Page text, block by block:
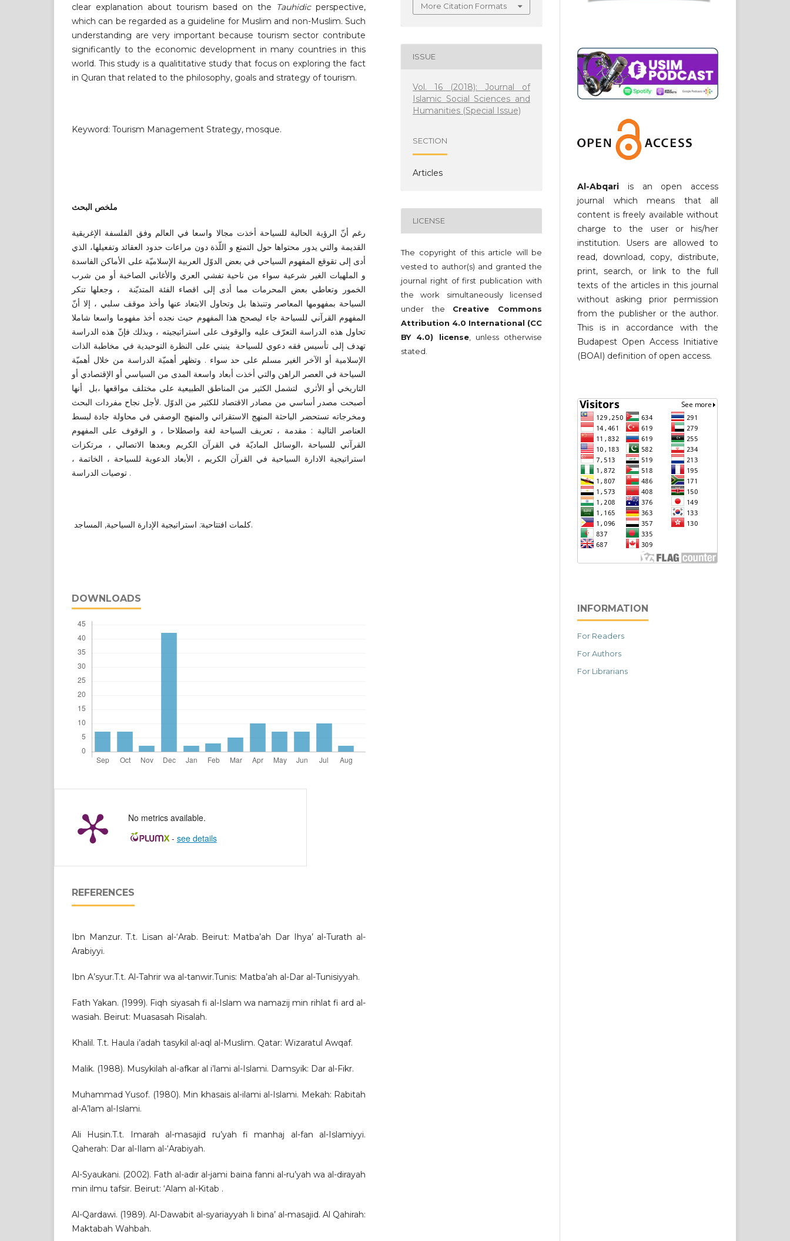
clear explanation about tourism based on the
Tauhidicperspective,
which can be regarded as a guideline for Muslim and non-Muslim. Such
understanding are very important because tourism sector contribute
significantly to the economic development in many countries in this
world. This study is a qualititative study that focus on exploring the fact
in Quran that related to the philosophy, goals and strategy of tourism.
Keyword: Tourism Management Strategy, mosque.
ملخص البحث
رغم أنّ الرؤية الحالية للسياحة أخذت مجالا واسعا في العالم وفق الفلسفة الإغريقية
القديمة والتي يدور محتواها حول التمتع و اللّذة دون مراعات حدود العقائد وتفعيلها، الذي
أدى إلى تقوقع المفهوم السياحي في بعض الدوّل العربية الإسلاميّة على الأماكن الفاسدة
و الملهيات الغير شرعية سواء من ناحية تفشي العري والأغاني الصاخبة أو من شرب
الخمور وتعاطي بعض المحرمات مما أدى إلى اقصاء الفئة المتديّنة ، وجعلها تنكر
السياحة بمفهومها المعاصر وتنبذها بل وتحاول الابتعاد عنها وأخذ موقف سلبي ، إلا أنّ
المفهوم القرآني للسياحة جاء ليصحح هذا المفهوم حيث نجده أخذ مفهوما واسعا شاملا
تحاول هذه الدراسة التعرّف عليه والوقوف على استراتيجيته ، وبذلك فإنّ هذه الدراسة
تهدف إلى تأسيس فقه دعوي للسياحة ينبني على النظرة التوحيدية في مخاطبة الذات
الإسلامية أو الآخر الغير مسلم على حد سواء . وتظهر أهميّة الدراسة من خلال أهميّة
السياحة في العصر الراهن والتي أخذت أبعاد واسعة المدى من السياسي أو الإقتصادي أو
التاريخي أو الأثري لتشمل الكثير من المناطق الطبيعية على مختلف مواقعها ،بل أنها
أصبحت مصدر أساسي من مصادر الاقتصاد للكثير من الدوّل .لأجل نجاح مفردات البحث
ومخرجاته تستحضر الباحثة المنهج الاستقرائي والمنهج الوصفي في محاولة جادة لبسط
العناصر التالية : مقدمة ، تعريف السياحة لغة واصطلاحا ، و الوقوف على المفهوم
القرآني للسياحة ،الوسائل الماديّة في القرآن الكريم وبعدها الاتصالي ، مرتكزات
استراتيجية الادارة السياحية في القرآن الكريم ، الأبعاد الدعوية للسياحة ، الخاتمة ،
توصيات الدراسة .
كلمات افتتاحية: استراتيجية الإدارة السياحية, المساجد.
DOWNLOADS
No metrics available.
- see details
REFERENCES
Ibn Manzur. T.t. Lisan al-‘Arab. Beirut: Matba’ah Dar Ihya’ al-Turath al-
Arabiyyi.
Ibn A’syur.T.t. Al-Tahrir wa al-tanwir.Tunis: Matba’ah al-Dar al-Tunisiyyah.
Fath Yakan. (1999). Fiqh siyasah fi al-Islam wa namazij min rihlat fi ard al-
wasiah. Beirut: Muasasah Risalah.
Khalil. T.t. Haula i’adah tasykil al-aql al-Muslim. Qatar: Wizaratul Awqaf.
Malik. (1988). Musykilah al-afkar al i’lami al-Islami. Damsyik: Dar al-Fikr.
Muhammad Yusof. (1980). Min khasais al-ilami al-Islami. Mekah: Rabitah
al-A’lam al-Islami.
Ali Husin.T.t. Imarah al-masajid ru’yah fi manhaj al-fan al-Islamiyyi.
Qaherah: Dar al-Ilam al-‘Arabiyah.
Al-Syaukani. (2002). Fath al-adir al-jami baina fanni al-ru’yah wa al-dirayah
min ilmu tafsir. Beirut: ‘Alam al-Kitab .
Al-Qardawi. (1989). Al-Dawabit al-syariayyah li bina’ al-masajid. Al Qahirah:
Maktabah Wahbah.
More Citation Formats
ISSUE
Vol. 16 (2018): Journal of
Islamic Social Sciences and
Humanities (Special Issue)
SECTION
Articles
LICENSE
The copyright of this article will be
vested to author(s) and granted the
journal right of first publication with
the work simultaneously licensed
under the Creative Commons
Attribution 4.0 International (CC
BY 4.0) license, unless otherwise
stated.
Al-Abqari is an open access
journal which means that all
content is freely available without
charge to the user or his/her
institution. Users are allowed to
read, download, copy, distribute,
print, search, or link to the full
texts of the articles in this journal
without asking prior permission
from the publisher or the author.
This is in accordance with the
Budapest Open Access Initiative
(BOAI) definition of open access.
INFORMATION
For Readers
For Authors
For Librarians